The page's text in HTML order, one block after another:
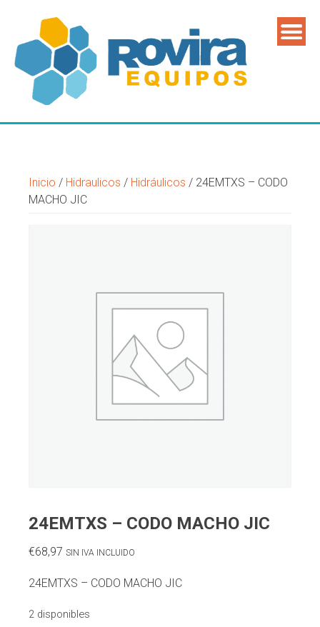
Inicio / Hidraulicos / Hidráulicos / 24EMTXS – CODO
MACHO JIC
24EMTXS – CODO MACHO JIC
€68,97 SIN IVA INCLUIDO
24EMTXS – CODO MACHO JIC
2 disponibles